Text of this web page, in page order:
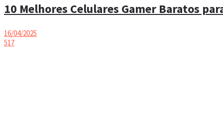
10 Melhores Celulares Gamer Baratos
16/04/2025
517